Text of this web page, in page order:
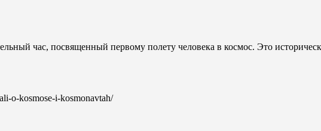
час, посвященный первому полету человека в космос. Это
o-kosmose-i-kosmonavtah/